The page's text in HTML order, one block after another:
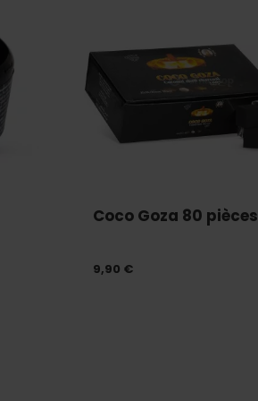
Coco Goza 80 pièces
9,90 €